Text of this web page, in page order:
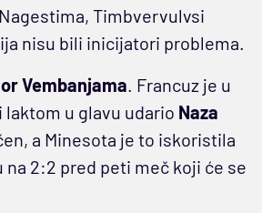
Timbvervulvsi
nisu bili inicijatori problema.
Vembanjama. Francuz je u
u glavu udario Naza
a Minesota je to iskoristila
na 2:2 pred peti meč koji će se